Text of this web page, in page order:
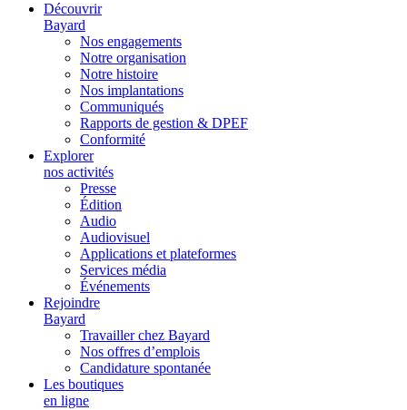
Découvrir
Bayard
Nos engagements
Notre organisation
Notre histoire
Nos implantations
Communiqués
Rapports de gestion & DPEF
Conformité
Explorer
nos activités
Presse
Édition
Audio
Audiovisuel
Applications et plateformes
Services média
Événements
Rejoindre
Bayard
Travailler chez Bayard
Nos offres d’emplois
Candidature spontanée
Les boutiques
en ligne